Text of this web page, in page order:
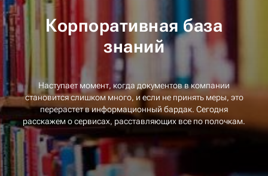
Корпоративная база
знаний
Наступает момент, когда документов в компании
становится слишком много, и если не принять меры, это
перерастет в информационный бардак. Сегодня
расскажем о сервисах, расставляющих все по полочкам.